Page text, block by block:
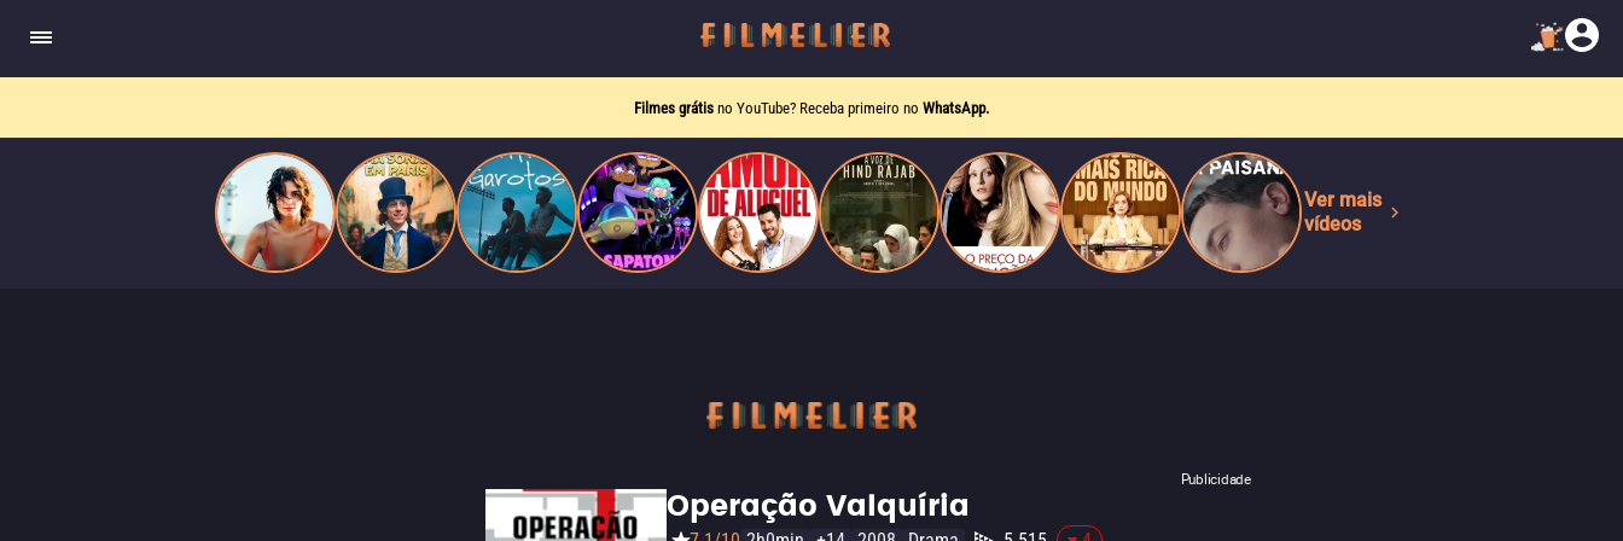
Ver mais
vídeos
Filmes grátis no YouTube? Receba primeiro no WhatsApp.
Publicidade
Operação Valquíria